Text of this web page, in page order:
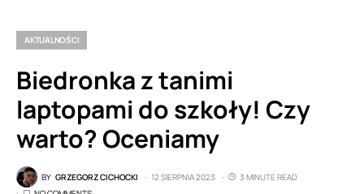
AKTUALNOŚCI
Biedronka z tanimi
laptopami do szkoły! Czy
warto? Oceniamy
BY GRZEGORZ CICHOCKI 12 SIERPNIA 2023
3 MINUTE READ